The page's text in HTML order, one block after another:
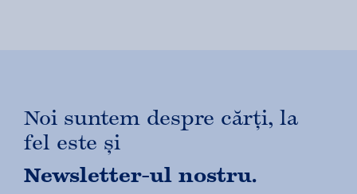
Noi suntem despre cărți, la
fel este și
Newsletter-ul nostru.